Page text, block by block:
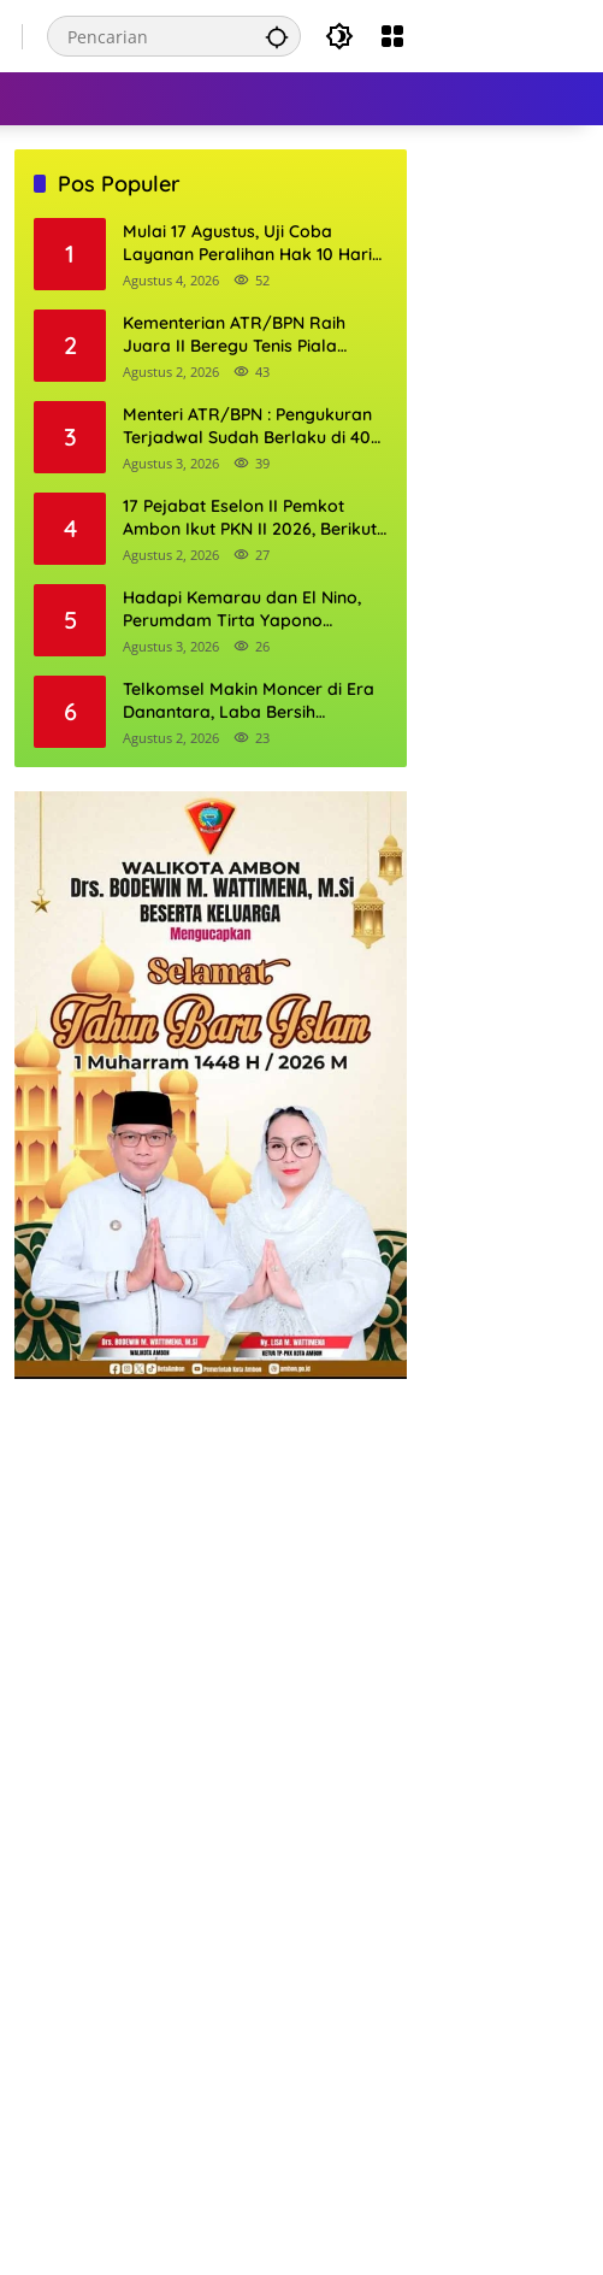
Pos Populer
1
Mulai 17 Agustus, Uji Coba
Layanan Peralihan Hak 10 Hari
di 15 Kantor Pertanahan
Agustus 4, 2026 52
2
Kementerian ATR/BPN Raih
Juara II Beregu Tenis Piala
Gubernur DKI Jakarta 2026
Agustus 2, 2026 43
3
Menteri ATR/BPN : Pengukuran
Terjadwal Sudah Berlaku di 400
Kantor Pertanahan
Agustus 3, 2026 39
4
17 Pejabat Eselon II Pemkot
Ambon Ikut PKN II 2026, Berikut
Daftarnya
Agustus 2, 2026 27
5
Hadapi Kemarau dan El Nino,
Perumdam Tirta Yapono
Perkuat Cadangan Air Ambon
Agustus 3, 2026 26
6
Telkomsel Makin Moncer di Era
Danantara, Laba Bersih
Semester I 2026 Tembus Rp10,4
Agustus 2, 2026 23